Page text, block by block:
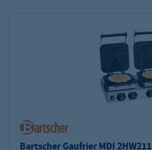
Bartscher Gaufrier MDI 2HW211